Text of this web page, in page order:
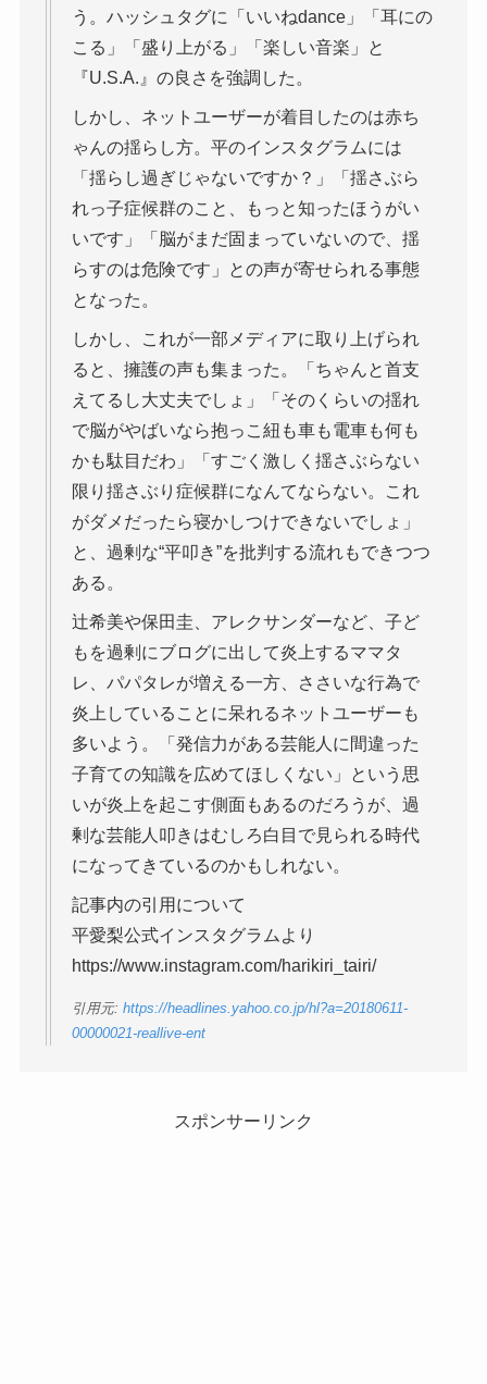
う。ハッシュタグに「いいねdance」「耳にの
こる」「盛り上がる」「楽しい音楽」と
『U.S.A.』の良さを強調した。
しかし、ネットユーザーが着目したのは赤ち
ゃんの揺らし方。平のインスタグラムには
「揺らし過ぎじゃないですか？」「揺さぶら
れっ子症候群のこと、もっと知ったほうがい
いです」「脳がまだ固まっていないので、揺
らすのは危険です」との声が寄せられる事態
となった。
しかし、これが一部メディアに取り上げられ
ると、擁護の声も集まった。「ちゃんと首支
えてるし大丈夫でしょ」「そのくらいの揺れ
で脳がやばいなら抱っこ紐も車も電車も何も
かも駄目だわ」「すごく激しく揺さぶらない
限り揺さぶり症候群になんてならない。これ
がダメだったら寝かしつけできないでしょ」
と、過剰な“平叩き”を批判する流れもできつつ
ある。
辻希美や保田圭、アレクサンダーなど、子ど
もを過剰にブログに出して炎上するママタ
レ、パパタレが増える一方、ささいな行為で
炎上していることに呆れるネットユーザーも
多いよう。「発信力がある芸能人に間違った
子育ての知識を広めてほしくない」という思
いが炎上を起こす側面もあるのだろうが、過
剰な芸能人叩きはむしろ白目で見られる時代
になってきているのかもしれない。
記事内の引用について
平愛梨公式インスタグラムより
https://www.instagram.com/harikiri_tairi/
引用元: https://headlines.yahoo.co.jp/hl?a=20180611-
00000021-reallive-ent
スポンサーリンク